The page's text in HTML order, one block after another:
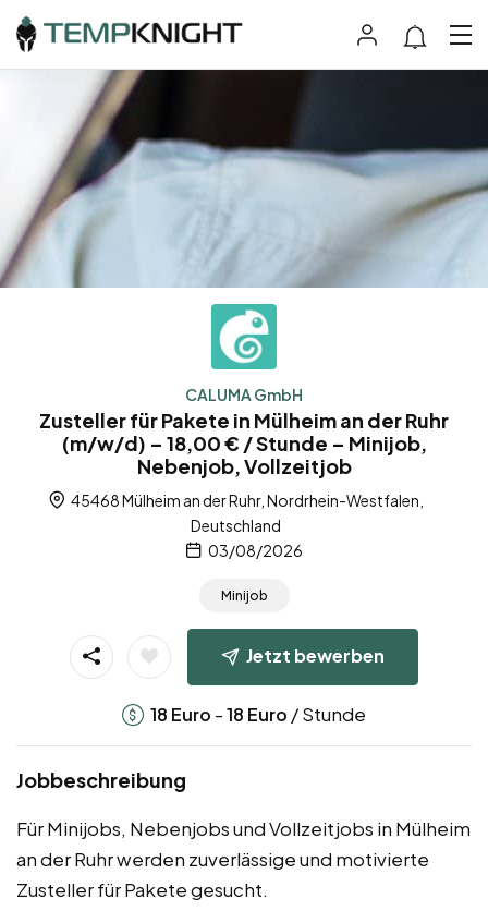
CALUMA GmbH
Zusteller für Pakete in Mülheim an der Ruhr
(m/w/d) – 18,00 € / Stunde – Minijob,
Nebenjob, Vollzeitjob
45468 Mülheim an der Ruhr, Nordrhein-Westfalen,
Deutschland
03/08/2026
Minijob
Jetzt bewerben
18 Euro -18 Euro / Stunde
Jobbeschreibung
Für Minijobs, Nebenjobs und Vollzeitjobs in Mülheim
an der Ruhr werden zuverlässige und motivierte
Zusteller für Pakete gesucht.